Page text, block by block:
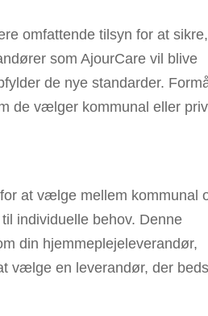
omfattende tilsyn for at
som AjourCare vil blive
de nye standarder.
de vælger kommunal eller
at vælge mellem kommunal
individuelle behov. Denne
din hjemmeplejeleverandør,
vælge en leverandør, der